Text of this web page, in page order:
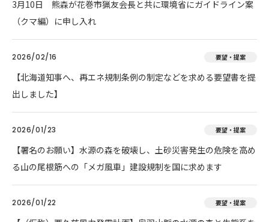
3月10日 熊森が花巻市猟友会長と共に環境省にガイドライン案
（クマ編）に申し入れ
2026/02/16 要望・提案
【北海道知事へ、再エネ規制条例の制定などを求める要望書を提
出しました】
2026/01/23 要望・提案
【署名のお願い】水源の森を破壊し、土砂災害発生の危険を高め
る山の尾根筋への「メガ風車」建設規制を国に求めます
2026/01/22 要望・提案